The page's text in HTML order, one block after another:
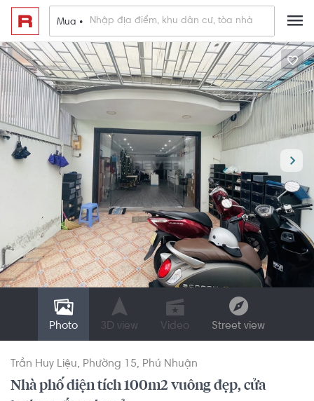
Mua •
Photo 3D view Video Street view
Trần Huy Liệu Phường 15 Phú Nhuận
Nhà phố diện tích 100m2 vuông đẹp, cửa